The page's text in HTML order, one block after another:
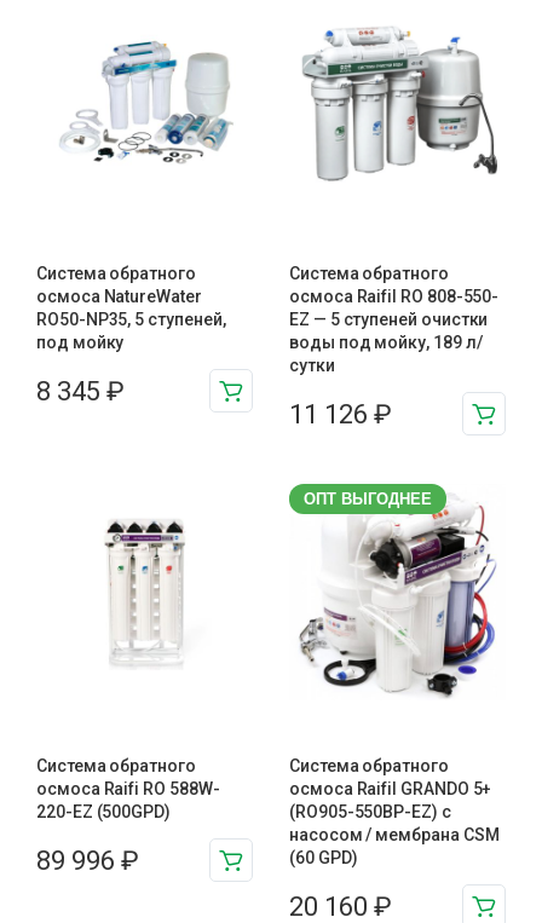
Система обратного
осмоса NatureWater
RO50-NP35, 5 ступеней,
под мойку
8 345 ₽
Система обратного
осмоса Raifil RO 808-550-
EZ — 5 ступеней очистки
воды под мойку, 189 л/
сутки
11 126 ₽
Система обратного
осмоса Raifi RO 588W-
220-EZ (500GPD)
89 996 ₽
ОПТ ВЫГОДНЕЕ
Система обратного
осмоса Raifil GRANDO 5+
(RO905-550BP-EZ) с
насосом / мембрана CSM
(60 GPD)
20 160 ₽